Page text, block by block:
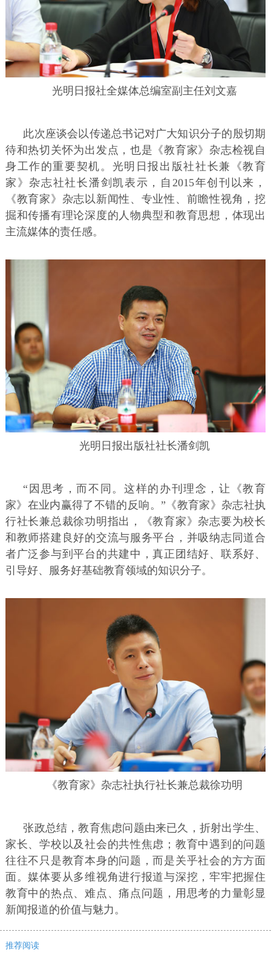
光明日报社全媒体总编室副主任刘文嘉
此次座谈会以传递总书记对广大知识分子的殷切期
待和热切关怀为出发点，也是《教育家》杂志检视自
身工作的重要契机。光明日报出版社社长兼《教育
家》杂志社社长潘剑凯表示，自2015年创刊以来，
《教育家》杂志以新闻性、专业性、前瞻性视角，挖
掘和传播有理论深度的人物典型和教育思想，体现出
主流媒体的责任感。
光明日报出版社社长潘剑凯
“因思考，而不同。这样的办刊理念，让《教育
家》在业内赢得了不错的反响。”《教育家》杂志社执
行社长兼总裁徐功明指出，《教育家》杂志要为校长
和教师搭建良好的交流与服务平台，并吸纳志同道合
者广泛参与到平台的共建中，真正团结好、联系好、
引导好、服务好基础教育领域的知识分子。
《教育家》杂志社执行社长兼总裁徐功明
张政总结，教育焦虑问题由来已久，折射出学生、
家长、学校以及社会的共性焦虑；教育中遇到的问题
往往不只是教育本身的问题，而是关乎社会的方方面
面。媒体要从多维视角进行报道与深挖，牢牢把握住
教育中的热点、难点、痛点问题，用思考的力量彰显
新闻报道的价值与魅力。
推荐阅读